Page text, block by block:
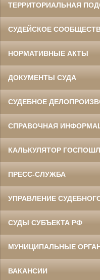
ТЕРРИТОРИАЛЬНАЯ
СУДЕЙСКОЕ
НОРМАТИВНЫЕ АКТЫ
ДОКУМЕНТЫ СУДА
СУДЕБНОЕ
СПРАВОЧНАЯ
КАЛЬКУЛЯТОР
ПРЕСС-СЛУЖБА
УПРАВЛЕНИЕ
СУДЫ СУБЪЕКТА РФ
МУНИЦИПАЛЬНЫЕ
ВАКАНСИИ